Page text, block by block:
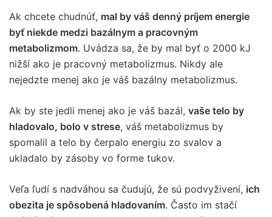
Ak chcete chudnúť, mal by váš denný príjem energie
byť niekde medzi bazálnym a pracovným
metabolizmom. Uvádza sa, že by mal byť o 2000 kJ
nižší ako je pracovný metabolizmus. Nikdy ale
nejedzte menej ako je váš bazálny metabolizmus.
Ak by ste jedli menej ako je váš bazál, vaše telo by
hladovalo, bolo v strese, váš metabolizmus by
spomalil a telo by čerpalo energiu zo svalov a
ukladalo by zásoby vo forme tukov.
Veľa ľudí s nadváhou sa čudujú, že sú podvyživení, ich
obezita je spôsobená hladovaním. Často im stačí